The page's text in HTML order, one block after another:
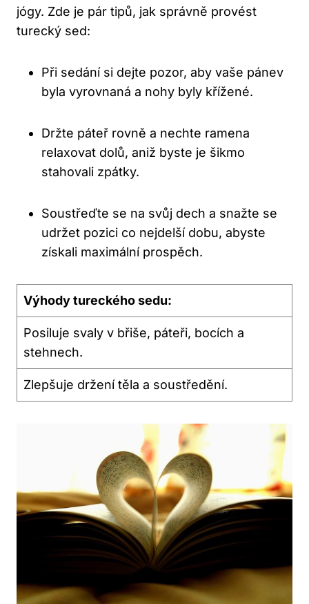
jógy. Zde⁣ je pár tipů, jak⁣ správně‌ provést
turecký ⁣sed:
Při ​sedání si dejte pozor, aby‌ vaše ​pánev
‍byla⁣ vyrovnaná a⁣ nohy byly křížené.
Držte páteř ​rovně⁤ a ⁤nechte ramena‍
relaxovat dolů,⁤ aniž​ byste je ⁢šikmo
stahovali zpátky.
Soustřeďte se na svůj ‍dech ⁤a snažte⁢ se
udržet pozici⁤ co nejdelší⁤ dobu,‍ abyste
‍získali maximální prospěch.
Výhody​ tureckého sedu:
Posiluje svaly ​v břiše, ‌páteři,​ bocích a
stehnech.
Zlepšuje držení ​těla a ⁣soustředění.